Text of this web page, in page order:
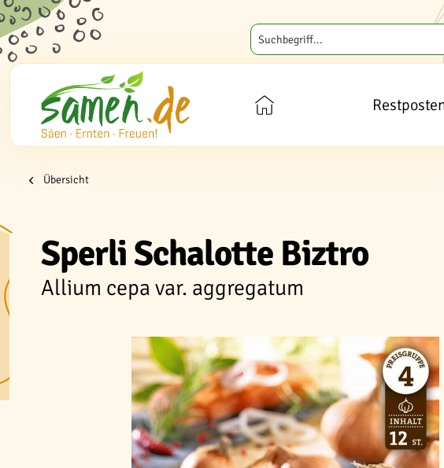
Übersicht
Sperli Schalotte Biztro
Allium cepa var. aggregatum